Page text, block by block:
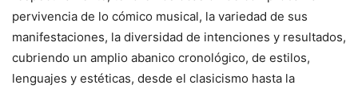
pervivencia de lo cómico musical, la variedad de sus
manifestaciones, la diversidad de intenciones y resultados,
cubriendo un amplio abanico cronológico, de estilos,
lenguajes y estéticas, desde el clasicismo hasta la